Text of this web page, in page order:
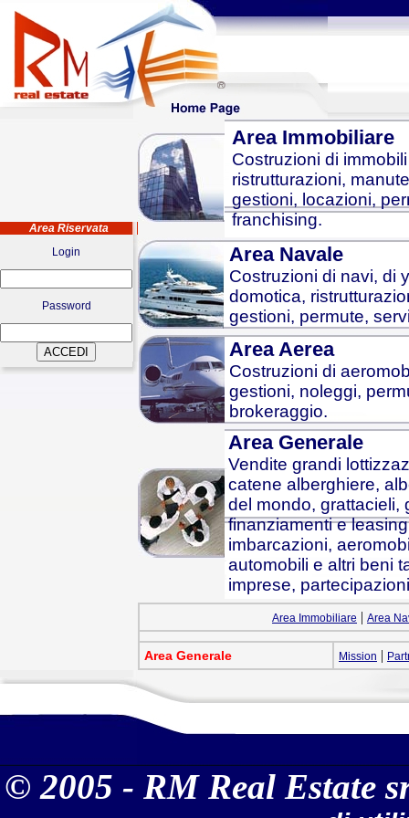
Area Riservata
Login
Password
Area Immobiliare
Costruzioni di
ristrutturazioni,
gestioni, locazioni,
franchising.
Area Navale
Costruzioni di navi, di
domotica,
gestioni, permute,
Area Aerea
Costruzioni di
gestioni, noleggi,
brokeraggio.
Area Generale
Vendite grandi
catene alberghiere,
del mondo, grattacieli,
finanziamenti e
imbarcazioni,
automobili e altri beni
imprese,
Area Immobiliare | Area
Area Generale Mission |
© 2005 - RM Real Estate